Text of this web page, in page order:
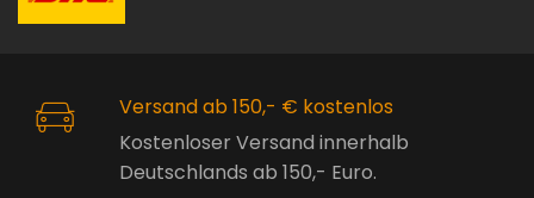
Versand ab 150,- € kostenlos
Kostenloser Versand innerhalb
Deutschlands ab 150,- Euro.